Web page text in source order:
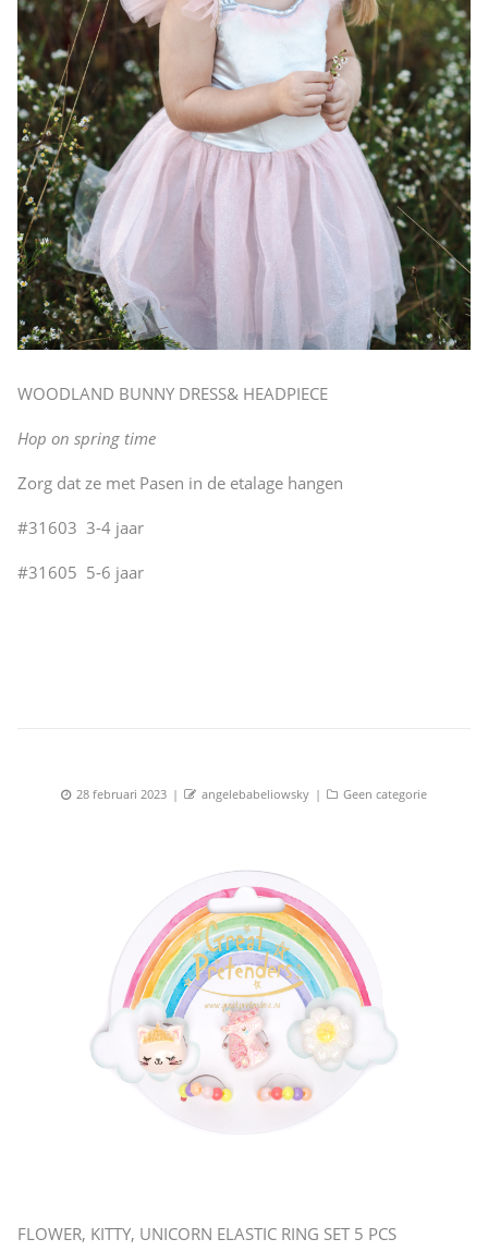
WOODLAND BUNNY DRESS& HEADPIECE
Hop on spring time
Zorg dat ze met Pasen in de etalage hangen
#31603 3-4 jaar
#31605 5-6 jaar
Posted
28 februari 2023 Author
angelebabeliowsky Categories
Geen categorie
FLOWER, KITTY, UNICORN ELASTIC RING SET 5 PCS